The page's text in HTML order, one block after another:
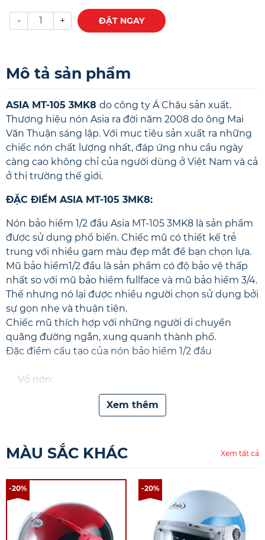
- + ĐẶT NGAY
Mô tả sản phẩm
ASIA MT-105 3MK8 do công ty Á Châu sản xuất.
Thương hiệu nón Asia ra đời năm 2008 do ông Mai
Văn Thuận sáng lập. Với mục tiêu sản xuất ra những
chiếc nón chất lượng nhất, đáp ứng nhu cầu ngày
càng cao không chỉ của người dùng ở Việt Nam và cả
ở thị trường thế giới.
ĐẶC ĐIỂM ASIA MT-105 3MK8:
Nón bảo hiểm 1/2 đầu Asia MT-105 3MK8 là sản phẩm
được sử dụng phổ biến. Chiếc mũ có thiết kế trẻ
trung với nhiều gam màu đẹp mắt để bạn chọn lựa.
Mũ bảo hiểm1/2 đầu là sản phẩm có độ bảo vệ thấp
nhất so với mũ bảo hiểm fullface và mũ bảo hiểm 3/4.
Thế nhưng nó lại được nhiều người chọn sử dụng bởi
sự gọn nhẹ và thuận tiện.
Chiếc mũ thích hợp với những người di chuyển
quãng đường ngắn, xung quanh thành phố.
Đặc điểm cấu tạo của nón bảo hiểm 1/2 đầu
Vỏ nón:
Được sản xuất từ 100% nhựa ABS và nung trong
nhiệt độ cao để kết thành phôi.
cản trở tổn thương trực tiếp và bảo vệ an toàn
cho người sử dụng.
Ruột nón: Quai nón và các phần khác
Bộ phận ruột nón được làm từ hạt xốp EPS,
cũng tạo cảm giác êm mềm cho người sử dụng.
Các hạt xốp được cho vào một khuôn của máy
Xem thêm
MÀU SẮC KHÁC Xem tất cả
-20% -20%